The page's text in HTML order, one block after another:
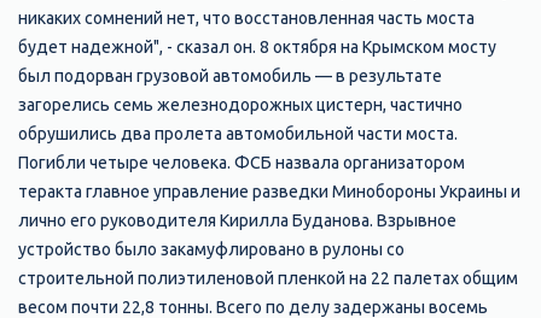
никаких сомнений нет, что восстановленная часть моста
будет надежной", - сказал он. 8 октября на Крымском мосту
был подорван грузовой автомобиль — в результате
загорелись семь железнодорожных цистерн, частично
обрушились два пролета автомобильной части моста.
Погибли четыре человека. ФСБ назвала организатором
теракта главное управление разведки Минобороны Украины и
лично его руководителя Кирилла Буданова. Взрывное
устройство было закамуфлировано в рулоны со
строительной полиэтиленовой пленкой на 22 палетах общим
весом почти 22,8 тонны. Всего по делу задержаны восемь